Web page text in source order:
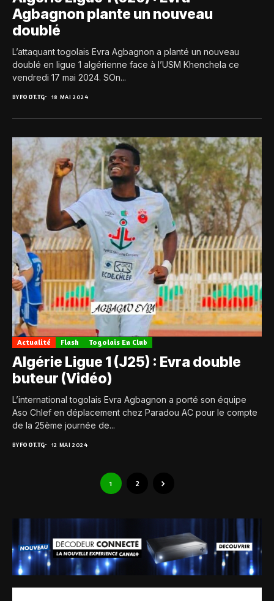
Agbagnon plante un nouveau
doublé
L’attaquant togolais Evra Agbagnon a planté un nouveau
doublé en ligue 1 algérienne face à l’USM Khenchela ce
vendredi 17 mai 2024. SOn...
BYFOOT.TG 18 MAI 2024
Actualité Flash Togolais En Club
Algérie Ligue 1 (J25) : Evra double
buteur (Vidéo)
L’international togolais Evra Agbagnon a porté son équipe
Aso Chlef en déplacement chez Paradou AC pour le compte
de la 25ème journée de...
BYFOOT.TG 12 MAI 2024
1 2